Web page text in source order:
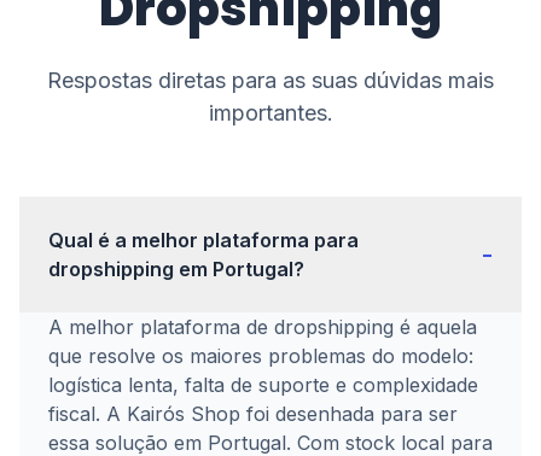
Respostas diretas para as suas dúvidas mais
importantes.
Qual é a melhor plataforma para
dropshipping em Portugal?
-
A melhor plataforma de dropshipping é aquela
que resolve os maiores problemas do modelo:
logística lenta, falta de suporte e complexidade
fiscal. A Kairós Shop foi desenhada para ser
essa solução em Portugal. Com stock local para